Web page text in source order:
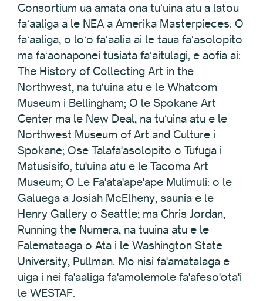
Consortium ua amata ona tuʻuina atu a latou
faʻaaliga a le NEA a Amerika Masterpieces. O
faʻaaliga, o loʻo faʻaalia ai le taua faʻasolopito
ma faʻaonaponei tusiata faʻaitulagi, e aofia ai:
The History of Collecting Art in the
Northwest, na tuʻuina atu e le Whatcom
Museum i Bellingham; O le Spokane Art
Center ma le New Deal, na tuʻuina atu e le
Northwest Museum of Art and Culture i
Spokane; Ose Talafa'asolopito o Tufuga i
Matusisifo, tu'uina atu e le Tacoma Art
Museum; O Le Fa'ata'ape'ape Mulimuli: o le
Galuega a Josiah McElheny, saunia e le
Henry Gallery o Seattle; ma Chris Jordan,
Running the Numera, na tuuina atu e le
Falemataaga o Ata i le Washington State
University, Pullman. Mo nisi fa'amatalaga e
uiga i nei fa'aaliga fa'amolemole fa'afeso'ota'i
le WESTAF.